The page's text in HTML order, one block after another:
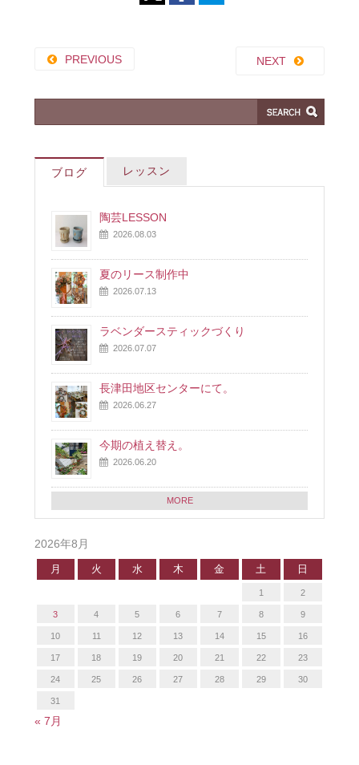
PREVIOUS NEXT
ブログ レッスン
陶芸LESSON
2026.08.03
夏のリース制作中
2026.07.13
ラベンダースティックづくり
2026.07.07
長津田地区センターにて。
2026.06.27
今期の植え替え。
2026.06.20
MORE
2026年8月
月 火 水 木 金 土 日
1 2
3 4 5 6 7 8 9
10 11 12 13 14 15 16
17 18 19 20 21 22 23
24 25 26 27 28 29 30
31
« 7月